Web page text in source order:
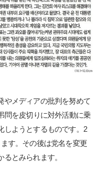
メディアの批判を努めて
問を皮切りに対外活動に乗
しようとするものです。2
す。その後は党名を変更
とみられます。